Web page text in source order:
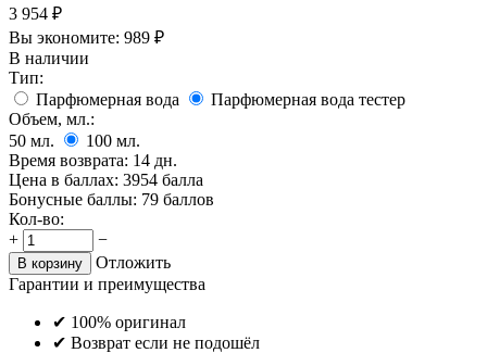
3 954 ₽
Вы экономите: 989 ₽
В наличии
Тип:
Парфюмерная вода
Парфюмерная вода тестер
Объем, мл.:
50 мл. 100 мл.
Время возврата: 14 дн.
Цена в баллах: 3954 балла
Бонусные баллы: 79 баллов
Кол-во:
+
−
В корзину
Отложить
Гарантии и преимущества
✔ 100% оригинал
✔ Возврат если не подошёл